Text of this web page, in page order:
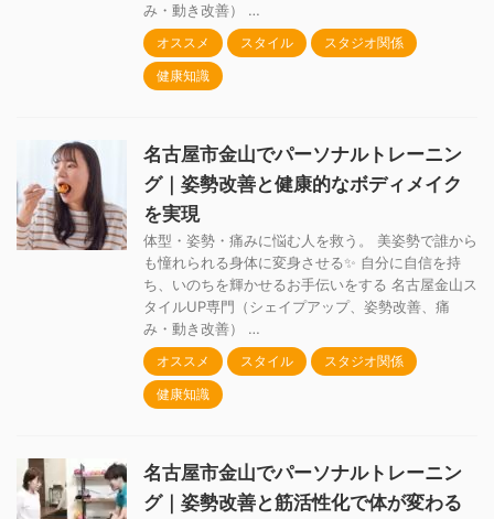
み・動き改善） …
オススメ スタイル
スタジオ関係
健康知識
名古屋市金山でパーソナルトレーニン
グ｜姿勢改善と健康的なボディメイク
を実現
体型・姿勢・痛みに悩む人を救う。 美姿勢で誰から
も憧れられる身体に変身させる✨ 自分に自信を持
ち、いのちを輝かせるお手伝いをする 名古屋金山ス
タイルUP専門（シェイプアップ、姿勢改善、痛
み・動き改善） …
オススメ スタイル
スタジオ関係
健康知識
名古屋市金山でパーソナルトレーニン
グ｜姿勢改善と筋活性化で体が変わる